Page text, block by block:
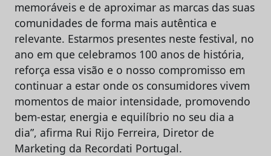
memoráveis e de aproximar as marcas das suas
comunidades de forma mais autêntica e
relevante. Estarmos presentes neste festival, no
ano em que celebramos 100 anos de história,
reforça essa visão e o nosso compromisso em
continuar a estar onde os consumidores vivem
momentos de maior intensidade, promovendo
bem-estar, energia e equilíbrio no seu dia a
dia”, afirma Rui Rijo Ferreira, Diretor de
Marketing da Recordati Portugal.